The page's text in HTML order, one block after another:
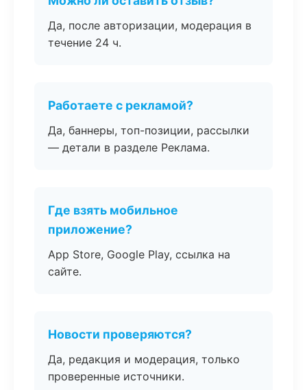
Да, после авторизации, модерация в
течение 24 ч.
Работаете с рекламой?
Да, баннеры, топ-позиции, рассылки
— детали в разделе Реклама.
Где взять мобильное
приложение?
App Store, Google Play, ссылка на
сайте.
Новости проверяются?
Да, редакция и модерация, только
проверенные источники.